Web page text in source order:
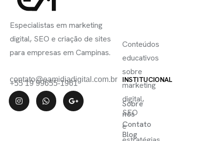
Especialistas em marketing
digital, SEO e criação de sites
para empresas em Campinas.
contato@eamidiadigital.com.br
+55 19 99655-1961 INSTITUCIONAL
Sobre
nós
Contato
Blog
Conteúdos
educativos
sobre
marketing
digital,
SEO
e